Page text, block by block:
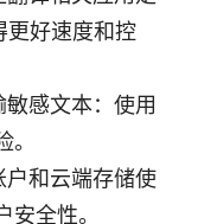
更好速度和控
感文本：使用
和云端存储使
全性。